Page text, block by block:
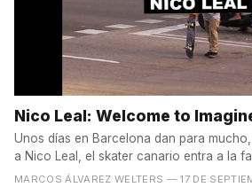
Nico Leal: Welcome to
Unos días en Barcelona dan para
a Nico Leal, el skater canario entra a la
MARCOS ÁLVAREZ WELTERS — 17 DE